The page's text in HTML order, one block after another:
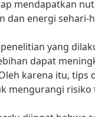
mendapatkan
dan energi sehari-
yang
dapat
karena itu, tips
mengurangi risiko